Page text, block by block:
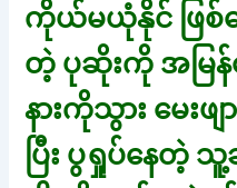
ကိုယ်မယုံနိုင် ဖြစ်
တဲ့ ပုဆိုးကို အမြန်
နားကိုသွား မေး
ပြီး ပွရှုပ်နေတဲ့